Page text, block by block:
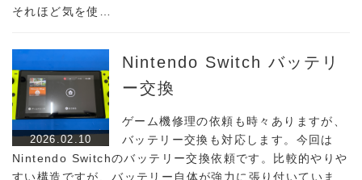
それほど気を使…
2026.02.10
Nintendo Switch バッテリ
ー交換
ゲーム機修理の依頼も時々ありますが、
バッテリー交換も対応します。今回は
Nintendo Switchのバッテリー交換依頼です。比較的やりや
すい構造ですが、バッテリー自体が強力に張り付いていま